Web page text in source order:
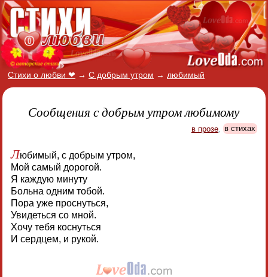
Стихи о любви ❤ → С добрым утром → любимый
Сообщения с добрым утром любимому
в прозе, в стихах
Любимый, с добрым утром,
Мой самый дорогой.
Я каждую минуту
Больна одним тобой.
Пора уже проснуться,
Увидеться со мной.
Хочу тебя коснуться
И сердцем, и рукой.